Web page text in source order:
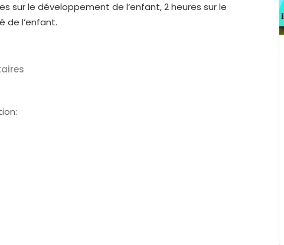
sur le développement de l’enfant, 2 heures sur le
de l’enfant.